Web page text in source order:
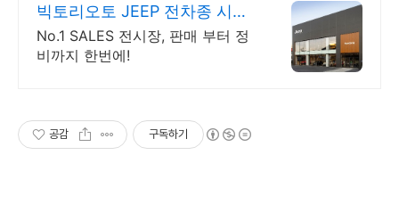
빅토리오토 JEEP 전차종 시승
가능,친절한 상담
No.1 SALES 전시장, 판매 부터 정
비까지 한번에!
공감 구독하기